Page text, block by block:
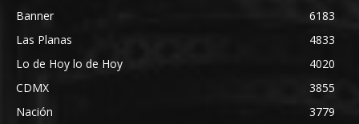
Banner
6183
Las Planas
4833
Lo de Hoy lo de Hoy
4020
CDMX
3855
Nación
3779